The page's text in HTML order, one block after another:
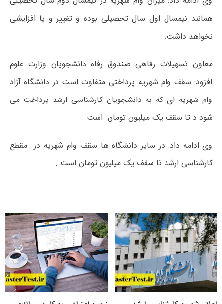
همانند نیمسال اول سال تحصیلی بوده و تغییر و یا افزایشی
نخواهد داشت.
معاون تسهیلات رفاهی صندوق رفاه دانشجویان وزارت علوم
افزود: سقف وام شهریه پرداختی متفاوت است در دانشگاه آزاد
وام شهریه ای که به دانشجویان کارشناسی ارشد پرداخت می
شود د تا سقف یک میلیون تومان است .
وی ادامه داد: در سایر دانشگاه ها سقف وام شهریه در مقطع
کارشناسی ارشد تا سقف یک میلیون تومان است .